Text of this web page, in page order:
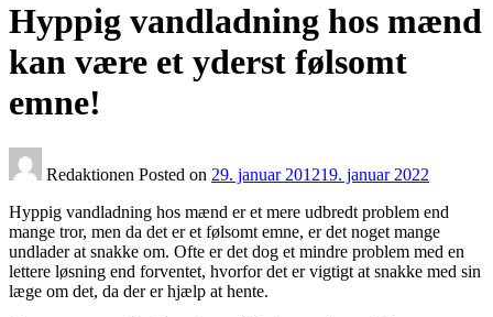
Hyppig vandladning hos mænd
kan være et yderst følsomt
emne!
Redaktionen Posted on 29. januar 201219. januar 2022
Hyppig vandladning hos mænd er et mere udbredt problem end
mange tror, men da det er et følsomt emne, er det noget mange
undlader at snakke om. Ofte er det dog et mindre problem med en
lettere løsning end forventet, hvorfor det er vigtigt at snakke med sin
læge om det, da der er hjælp at hente.